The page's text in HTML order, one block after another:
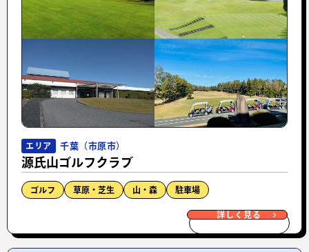
エリア 千葉（市原市）
源氏山ゴルフクラブ
ゴルフ 草原・芝生 山・森 駐車場
詳しく見る